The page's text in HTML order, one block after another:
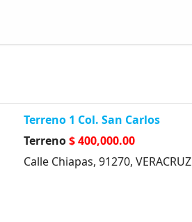
Terreno 1 Col. San Carlos
Terreno$ 400,000.00
Calle Chiapas, 91270, VERACRUZ